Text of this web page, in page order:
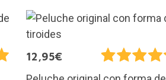
12,95€